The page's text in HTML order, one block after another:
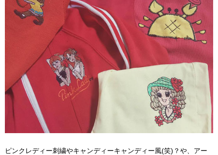
ピンクレディー刺繍やキャンディーキャンディー風(笑)？や、アー